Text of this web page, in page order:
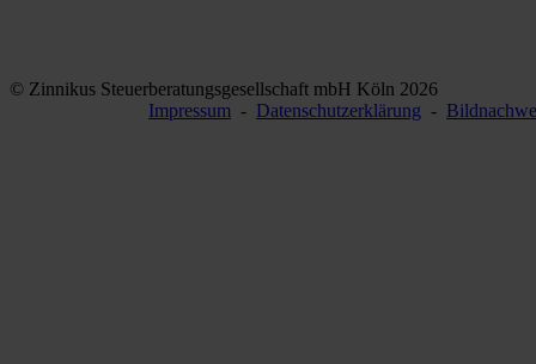
© Zinnikus Steuerberatungsgesellschaft mbH Köln 2026
Impressum - Datenschutzerklärung -